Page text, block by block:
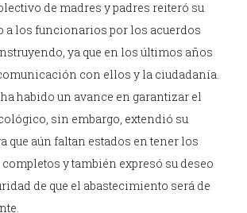
de madres y padres reiteró su
a los funcionarios por los acuerdos
ya que en los últimos años
con ellos y la ciudadanía.
habido un avance en garantizar el
sin embargo, extendió su
que aún faltan estados en tener los
y también expresó su deseo
de que el abastecimiento será de